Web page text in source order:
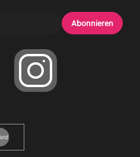
Abonnieren